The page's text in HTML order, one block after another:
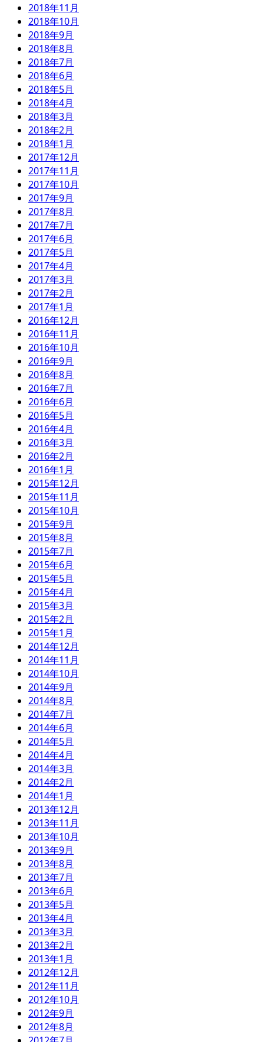
2018年11月
2018年10月
2018年9月
2018年8月
2018年7月
2018年6月
2018年5月
2018年4月
2018年3月
2018年2月
2018年1月
2017年12月
2017年11月
2017年10月
2017年9月
2017年8月
2017年7月
2017年6月
2017年5月
2017年4月
2017年3月
2017年2月
2017年1月
2016年12月
2016年11月
2016年10月
2016年9月
2016年8月
2016年7月
2016年6月
2016年5月
2016年4月
2016年3月
2016年2月
2016年1月
2015年12月
2015年11月
2015年10月
2015年9月
2015年8月
2015年7月
2015年6月
2015年5月
2015年4月
2015年3月
2015年2月
2015年1月
2014年12月
2014年11月
2014年10月
2014年9月
2014年8月
2014年7月
2014年6月
2014年5月
2014年4月
2014年3月
2014年2月
2014年1月
2013年12月
2013年11月
2013年10月
2013年9月
2013年8月
2013年7月
2013年6月
2013年5月
2013年4月
2013年3月
2013年2月
2013年1月
2012年12月
2012年11月
2012年10月
2012年9月
2012年8月